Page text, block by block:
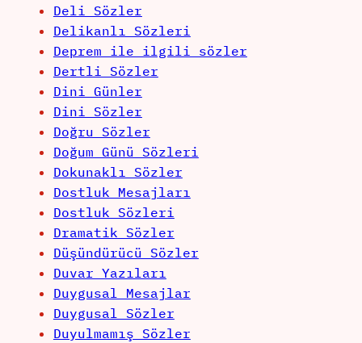
Deli Sözler
Delikanlı Sözleri
Deprem ile ilgili sözler
Dertli Sözler
Dini Günler
Dini Sözler
Doğru Sözler
Doğum Günü Sözleri
Dokunaklı Sözler
Dostluk Mesajları
Dostluk Sözleri
Dramatik Sözler
Düşündürücü Sözler
Duvar Yazıları
Duygusal Mesajlar
Duygusal Sözler
Duyulmamış Sözler